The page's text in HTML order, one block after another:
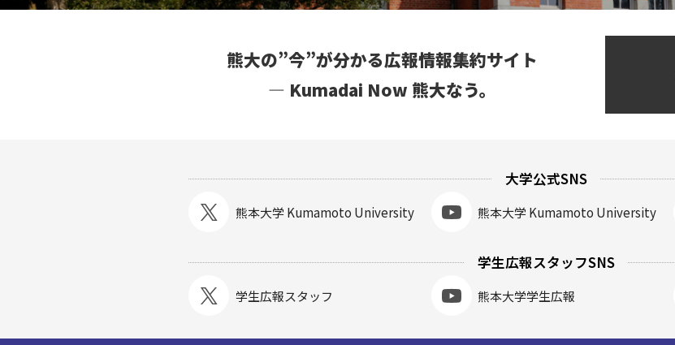
熊大の”今”が分かる広報情報集約サイト
― Kumadai Now 熊大なう。
大学公式SNS
熊本大学 Kumamoto University 熊本大学 Kumamoto University
学生広報スタッフSNS
学生広報スタッフ 熊本大学学生広報